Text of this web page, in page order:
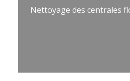
Nettoyage des centrales